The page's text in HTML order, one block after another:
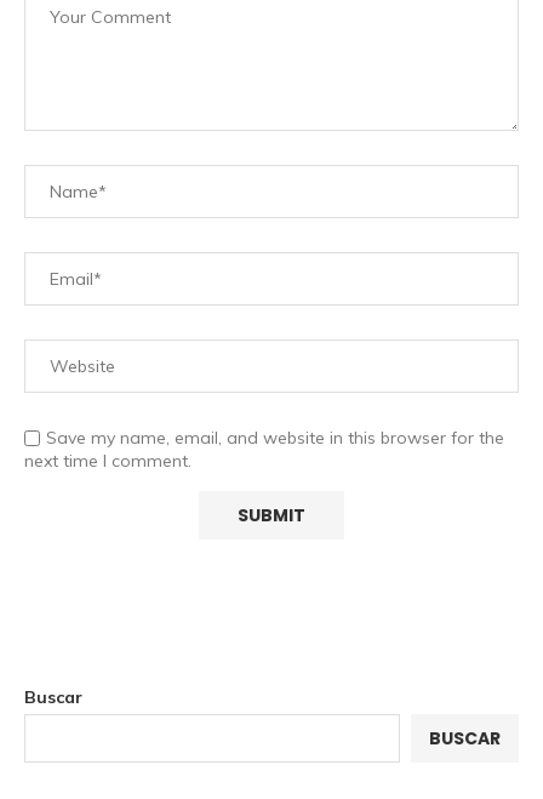
Save my name, email, and website in this browser for the
next time I comment.
Buscar
BUSCAR